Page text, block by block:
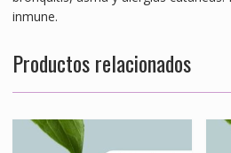
inmune.
Productos relacionados